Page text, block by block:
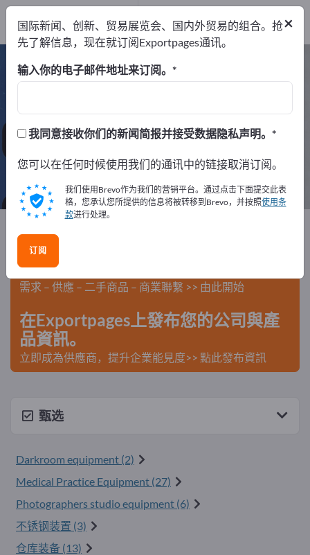
公司设备/机构家具 – 查找制造商和供
应商
212 201 10
服务提供商
经销商10
服务提供商1
在Exportpages免費刊登廣告！
需求 – 供應 – 二手商品 – 商業聯繫 >> 由此開始
在Exportpages上發布您的公司與產
品資訊。
立即成為供應商，提升企業能見度>> 點此發布資訊
甄选
Darkroom equipment (2)
Medical Practice Equipment (27)
Photographers studio equipment (6)
不锈钢装置 (3)
仓库装备 (13)
×
国际新闻、创新、贸易展览会、国内外贸易的组合。抢
先了解信息，现在就订阅Exportpages通讯。
输入你的电子邮件地址来订阅。
我同意接收你们的新闻简报并接受数据隐私声明。
您可以在任何时候使用我们的通讯中的链接取消订阅。
我们使用Brevo作为我们的营销平台。通过点击下面提交此表
格，您承认您所提供的信息将被转移到Brevo，并按照使用条
款进行处理。
订阅